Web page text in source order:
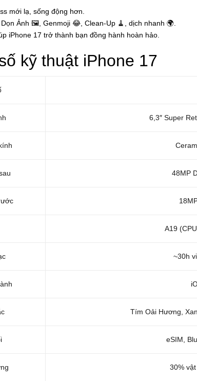
mới lạ, sống động hơn.
Ảnh 🖼️, Genmoji 😂, Clean-Up 🧹, dịch nhanh 🌍.
iPhone 17 trở thành bạn đồng hành hoàn hảo.
kỹ thuật iPhone 17
6,3″ Super
48MP
A19
~30h
Tím Oải Hương,
eSIM,
30%